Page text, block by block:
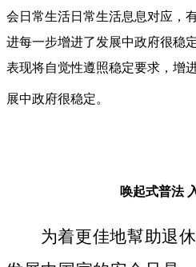
会日常生活日常生活息息对应，
进每一步增进了发展中政府很稳
表现将自觉性遵照稳定要求，增
展中政府很稳定。
唤起式普法
为着更佳地幫助退